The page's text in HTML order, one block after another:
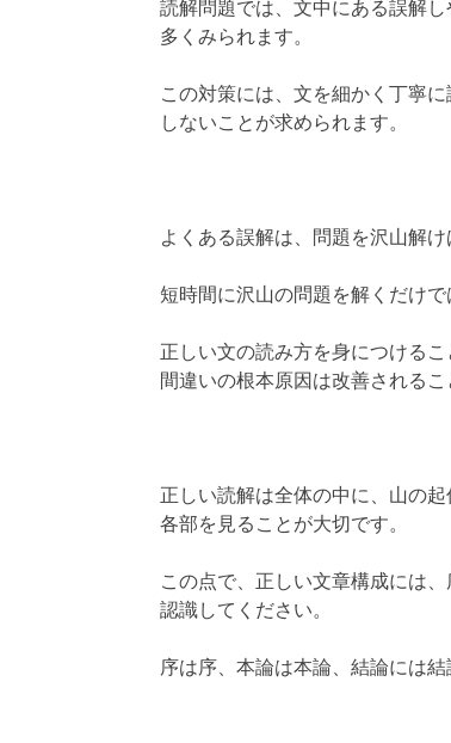
読解問題では、文中にある誤解
多くみられます。
この対策には、文を細かく丁寧
しないことが求められます。
よくある誤解は、問題を沢山解
短時間に沢山の問題を解くだけ
正しい文の読み方を身につける
間違いの根本原因は改善される
正しい読解は全体の中に、山の
各部を見ることが大切です。
この点で、正しい文章構成には
認識してください。
序は序、本論は本論、結論には結